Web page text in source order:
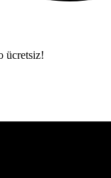
ücretsiz!